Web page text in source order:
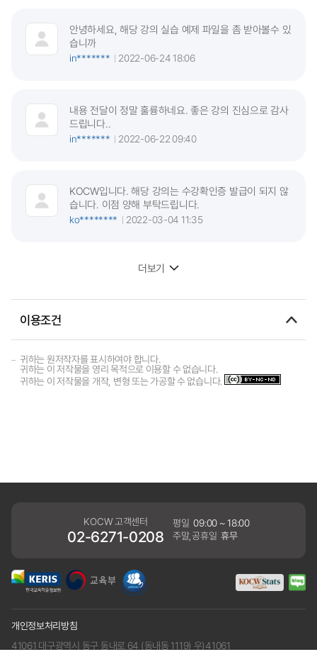
안녕하세요, 해당 강의 실습 예제 파일을 좀 받아볼수 있
습니까
in*******
2022-06-24 18:06
내용 전달이 정말 훌륭하네요. 좋은 강의 진심으로 감사
드립니다..
in*******
2022-06-22 09:40
KOCW입니다. 해당 강의는 수강확인증 발급이 되지 않
습니다. 이점 양해 부탁드립니다.
ko********
2022-03-04 11:35
더보기
이용조건
귀하는 원저작자를 표시하여야 합니다.
귀하는 이 저작물을 영리 목적으로 이용할 수 없습니다.
귀하는 이 저작물을 개작, 변형 또는 가공할 수 없습니다.
KOCW 고객센터
02-6271-0208
평일 09:00 ~ 18:00
주말,공휴일 휴무
개인정보처리방침
41061 대구광역시 동구 동내로 64 (동내동 1119) 우)41061